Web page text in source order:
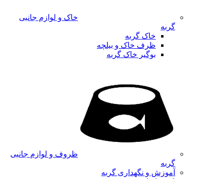
خاک و لوازم جانبی
گربه
خاک گربه
ظرف خاک و بیلچه
بوگیر خاک گربه
ظروف و لوازم جانبی
گربه
آموزش و نگهداری گربه